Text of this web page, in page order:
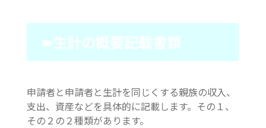
➽生計の概要記載書類
申請者と申請者と生計を同じくする親族の収入、
支出、資産などを具体的に記載します。その１、
その２の２種類があります。